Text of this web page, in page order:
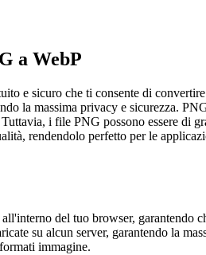
a WebP
e sicuro che ti consente di
la massima privacy e sicurezza.
i file PNG possono essere di
rendendolo perfetto per le
del tuo browser,
su alcun server, garantendo la
immagine.